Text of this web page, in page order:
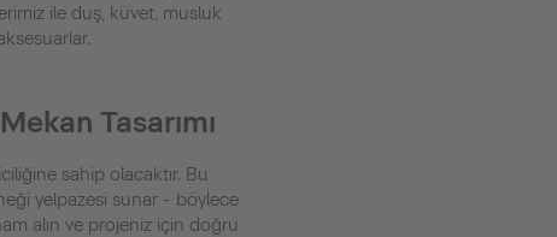
ile duş, küvet, musluk
Tasarımı
sahip olacaktır. Bu
yelpazesi sunar - böylece
alın ve projeniz için doğru